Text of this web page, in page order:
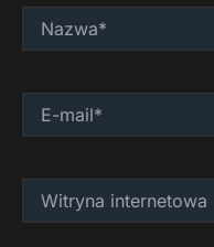
mail*
internetowa